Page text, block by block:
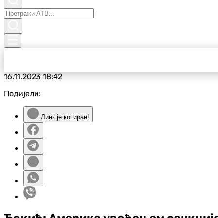
16.11.202318:42
Подијели:
Линк је копиран!